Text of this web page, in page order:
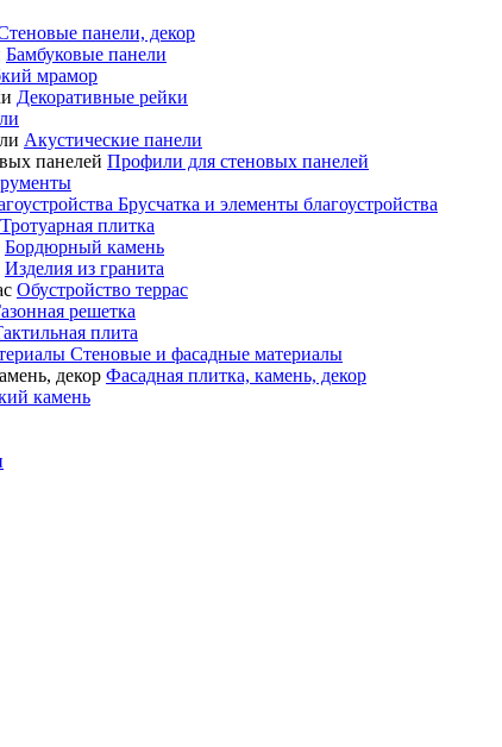
панели, декор
Бамбуковые панели
мрамор
Декоративные рейки
Акустические панели
Профили для стеновых панелей
Брусчатка и элементы благоустройства
Тротуарная плитка
Бордюрный камень
Изделия из гранита
Обустройство террас
решетка
плита
Стеновые и фасадные материалы
Фасадная плитка, камень, декор
камень